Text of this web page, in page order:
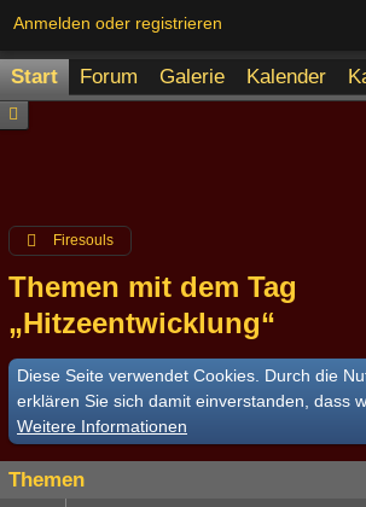
Anmelden oder registrieren
Start Forum Galerie Kalender
Firesouls
Themen mit dem Tag
„Hitzeentwicklung“
Diese Seite verwendet Cookies. Durch die
erklären Sie sich damit einverstanden, dass
Weitere Informationen
Themen